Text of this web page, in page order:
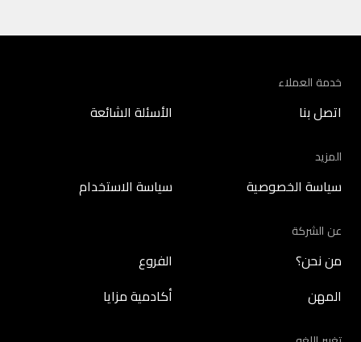
خدمة العملاء
اتصل بنا الأسئلة الشائعة
المزيد
سياسة الخصوصية سياسة الاستخدام
عن الشركة
من نحن؟ الفروع
المهن أكادمية مزايا